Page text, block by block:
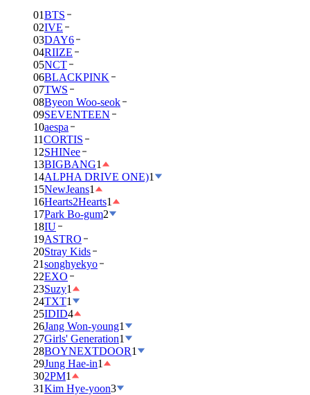
01BTS
02IVE
03DAY6
04RIIZE
05NCT
06BLACKPINK
07TWS
08Byeon Woo-seok
09SEVENTEEN
10aespa
11CORTIS
12SHINee
13BIGBANG1
14ALPHA DRIVE ONE)1
15NewJeans1
16Hearts2Hearts1
17Park Bo-gum2
18IU
19ASTRO
20Stray Kids
21songhyekyo
22EXO
23Suzy1
24TXT1
25IDID4
26Jang Won-young1
27Girls' Generation1
28BOYNEXTDOOR1
29Jung Hae-in1
302PM1
31Kim Hye-yoon3